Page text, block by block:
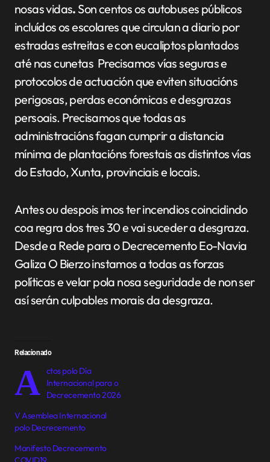
nosas vidas. Son centos os autobuses públicos
incluídos os escolares que circulan a diario por
estradas estreitas e con eucaliptos plantados
até nas cunetas Precisamos vías seguras e
protocolos de actuación que eviten situacións
perigosas, perdas económicas e desgrazas
persoais. Precisamos que todas as
administracións fagan cumprir a distancia
mínima de plantacións forestais as distintos vías
do Estado, Xunta, provinciais e locais.
Antes ou despois imos ter incendios coincidindo
coa regra dos tres 30 e vai suceder a desgraza.
Desde a Rede para o Decrecemento Eo-Navia
Galiza O Bierzo instamos a todas as forzas
políticas e velar pola nosa seguridade de non ser
así serán culpables morais da desgraza.
Relacionado
A ctos polo Día
Internacional para o
Decrecemento 2026
V Asemblea Internacional
polo Decrecemento
Manifesto Decrecemento